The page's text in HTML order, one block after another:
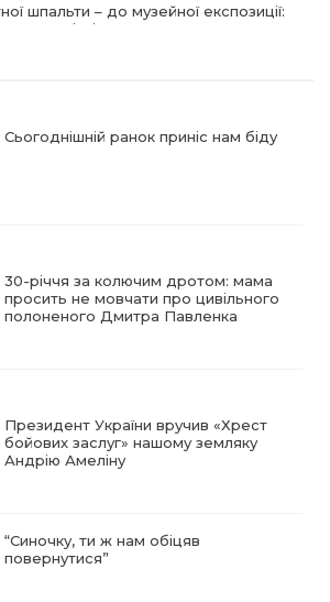
шпальти – до музейної експозиції:
Барвінківщини стали частиною
громаді вшанували людей
професії
громади
професійні навички
з дітьми та їх батьками
фахівці благодійного фонду
сниться син”: чотири роки світлої
— серія ворожих ударів по
громаді
сталася пожежа у житловій
нагороди Героям: у Барвінковому
полеглих Захисників України
Сьогоднішній ранок приніс нам біду
30-річчя за колючим дротом: мама
просить не мовчати про цивільного
полоненого Дмитра Павленка
Президент України вручив «Хрест
бойових заслуг» нашому земляку
Андрію Амеліну
“Синочку, ти ж нам обіцяв
повернутися”